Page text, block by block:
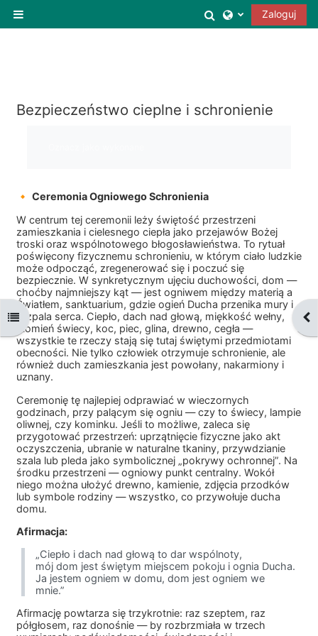
Panel boczny
Przełącznik
Zaloguj
Otwórz indeks kursu
Bezpieczeństwo cieplne i schronienie
🔸 Ceremonia Ogniowego Schronienia
W centrum tej ceremonii leży świętość przestrzeni
zamieszkania i cielesnego ciepła jako przejawów Bożej
troski oraz wspólnotowego błogosławieństwa. To rytuał
poświęcony fizycznemu schronieniu, w którym ciało ludzkie
może odpocząć, zregenerować się i poczuć się
bezpiecznie. W synkretycznym ujęciu duchowości, dom —
choćby najmniejszy kąt — jest ogniwem między materią a
Światłem, sanktuarium, gdzie ogień Ducha przenika mury i
rozpala serca. Ciepło, dach nad głową, miękkość wełny,
płomień świecy, koc, piec, glina, drewno, cegła —
wszystkie te rzeczy stają się tutaj świętymi przedmiotami
obecności. Nie tylko człowiek otrzymuje schronienie, ale
również duch zamieszkania jest powołany, nakarmiony i
uznany.
Ceremonię tę najlepiej odprawiać w wieczornych
godzinach, przy palącym się ogniu — czy to świecy, lampie
oliwnej, czy kominku. Jeśli to możliwe, zaleca się
przygotować przestrzeń: uprzątnięcie fizyczne jako akt
oczyszczenia, ubranie w naturalne tkaniny, przywdzianie
szala lub pleda jako symbolicznej „pokrywy ochronnej”. Na
środku przestrzeni — ogniowy punkt centralny. Wokół
niego można ułożyć drewno, kamienie, zdjęcia przodków
lub symbole rodziny — wszystko, co przywołuje ducha
domu.
Afirmacja:
„Ciepło i dach nad głową to dar wspólnoty,
mój dom jest świętym miejscem pokoju i ognia Ducha.
Ja jestem ogniem w domu, dom jest ogniem we
mnie.”
Afirmację powtarza się trzykrotnie: raz szeptem, raz
półgłosem, raz donośnie — by rozbrzmiała w trzech